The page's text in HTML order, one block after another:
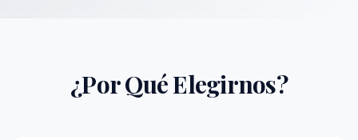
¿Por Qué Elegirnos?